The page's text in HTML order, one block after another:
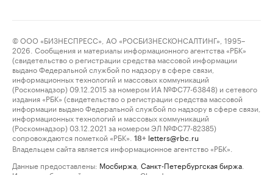
© ООО «БИЗНЕСПРЕСС», АО «РОСБИЗНЕСКОНСАЛТИНГ», 1995–
2026. Сообщения и материалы информационного агентства «РБК»
(свидетельство о регистрации средства массовой информации
выдано Федеральной службой по надзору в сфере связи,
информационных технологий и массовых коммуникаций
(Роскомнадзор) 09.12.2015 за номером ИА №ФС77-63848) и сетевого
издания «РБК» (свидетельство о регистрации средства массовой
информации выдано Федеральной службой по надзору в сфере связи,
информационных технологий и массовых коммуникаций
(Роскомнадзор) 03.12.2021 за номером ЭЛ №ФС77-82385)
сопровождаются пометкой «РБК».
18+ letters@rbc.ru
Владельцем сайта является информационное агентство «РБК».
Данные предоставлены: Мосбиржа Санкт-Петербургская биржа